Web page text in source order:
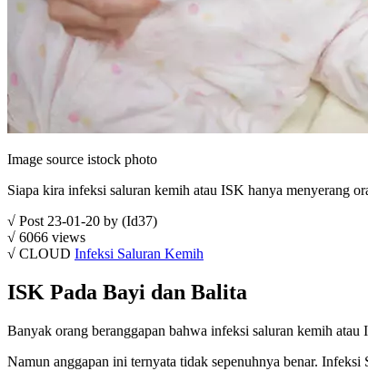
Image source istock photo
Siapa kira infeksi saluran kemih atau ISK hanya menyerang
√ Post 23-01-20 by (Id37)
√ 6066 views
√ CLOUD Infeksi Saluran Kemih
ISK Pada Bayi dan Balita
Banyak orang beranggapan bahwa infeksi saluran kemih atau
Namun anggapan ini ternyata tidak sepenuhnya benar.